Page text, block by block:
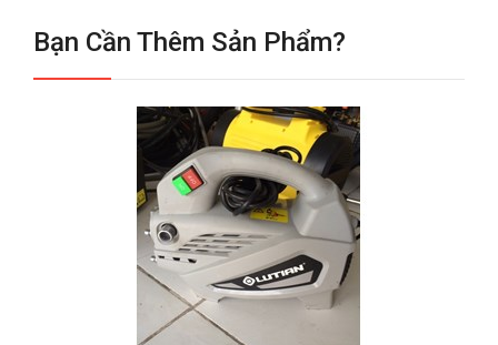
Bạn Cần Thêm Sản Phẩm?